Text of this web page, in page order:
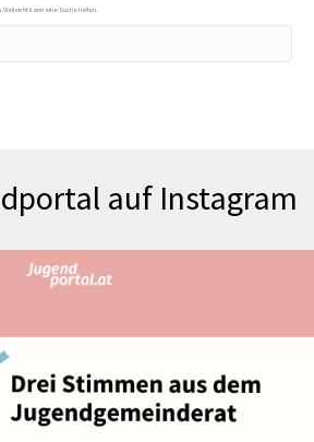
Vielleicht kann eine Suche helfen.
auf Instagram